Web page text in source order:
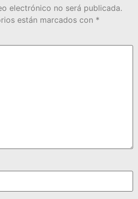
electrónico no será publicada.
están marcados con *